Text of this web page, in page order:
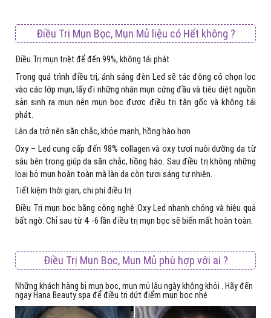
Điều Trị Mụn Bọc, Mụn Mủ liệu có Hết không ?
Điều Trị mụn triệt để đến 99%, không tái phát
Trong quá trình điều trị, ánh sáng đèn Led sẽ tác động có chọn lọc
vào các lớp mụn, lấy đi những nhân mụn cứng đầu và tiêu diệt nguồn
sản sinh ra mụn nên mụn bọc được điều trị tận gốc và không tái
phát.
Làn da trở nên săn chắc, khỏe mạnh, hồng hào hơn
Oxy – Led cung cấp đến 98% collagen và oxy tươi nuôi dưỡng da từ
sâu bên trong giúp da săn chắc, hồng hào. Sau điều trị không những
loại bỏ mụn hoàn toàn mà làn da còn tươi sáng tự nhiên.
Tiết kiệm thời gian, chi phí điều trị
Điều Trị mụn bọc bằng công nghệ Oxy Led nhanh chóng và hiệu quả
bất ngờ. Chỉ sau từ 4 -6 lần điều trị mụn bọc sẽ biến mất hoàn toàn.
Điều Trị Mụn Bọc, Mụn Mủ phù hợp với ai ?
Những khách hàng bị mụn bọc, mụn mủ lâu ngày không khỏi . Hãy đến
ngay Hana Beauty spa để điều trị dứt điểm mụn bọc nhé